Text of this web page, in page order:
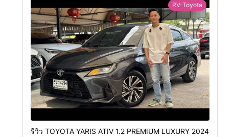
RV-Toyota
รีวิว TOYOTA YARIS ATIV 1.2 PREMIUM LUXURY 2024